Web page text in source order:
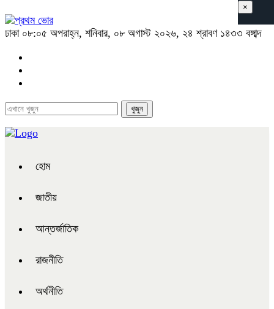
ঢাকা ০৮:০৫ অপরাহ্ন, শনিবার, ০৮ অগাস্ট ২০২৬, ২৪ শ্রাবণ ১৪৩৩ বঙ্গাব্দ
হোম
জাতীয়
আন্তর্জাতিক
রাজনীতি
অর্থনীতি
×